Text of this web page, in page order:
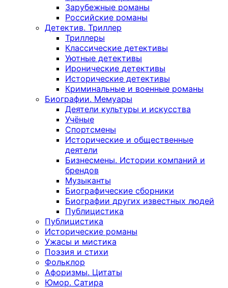
Зарубежные романы
Российские романы
Детектив. Триллер
Триллеры
Классические детективы
Уютные детективы
Иронические детективы
Исторические детективы
Криминальные и военные романы
Биографии. Мемуары
Деятели культуры и искусства
Учёные
Спортсмены
Исторические и общественные
деятели
Бизнесмены. Истории компаний и
брендов
Музыканты
Биографические сборники
Биографии других известных людей
Публицистика
Публицистика
Исторические романы
Ужасы и мистика
Поэзия и стихи
Фольклор
Афоризмы. Цитаты
Юмор. Сатира